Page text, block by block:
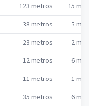
123 metros 15
38 metros 5
23 metros 2
12metros 6
11 metros 1
35 metros 6